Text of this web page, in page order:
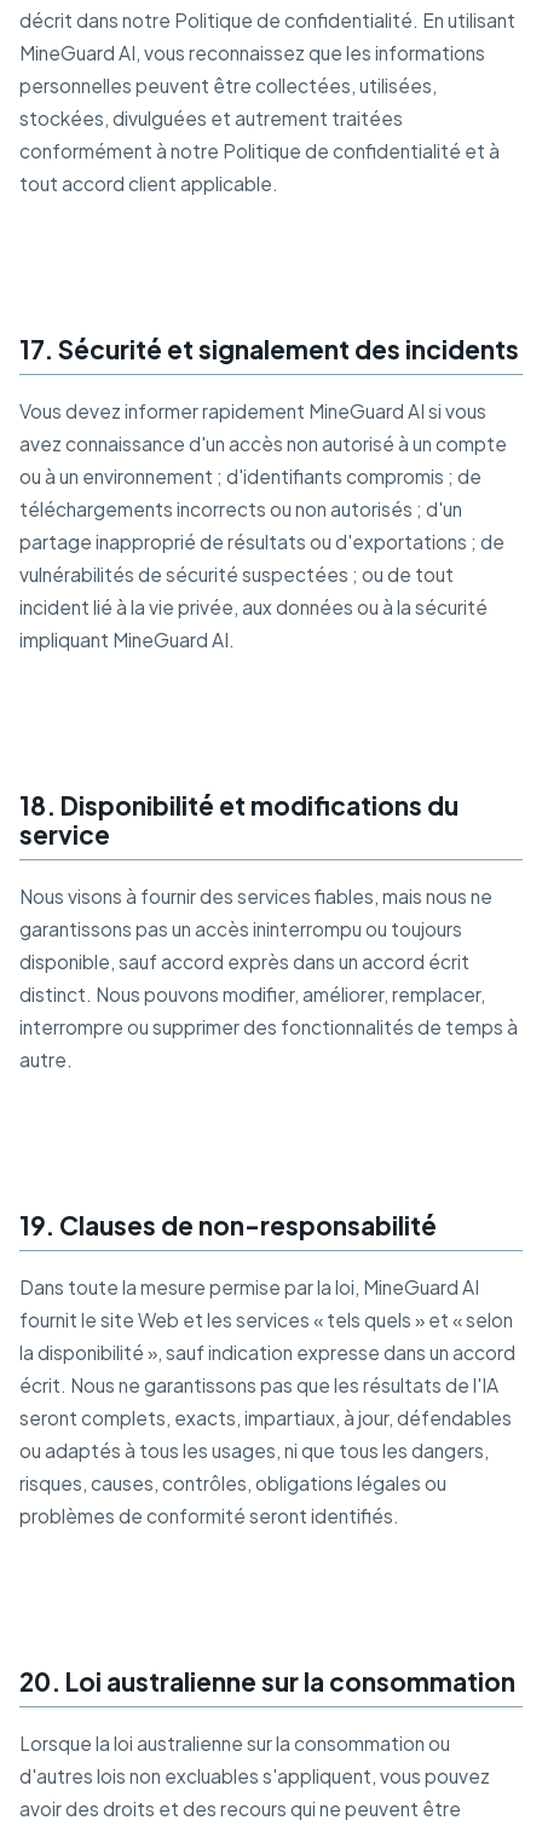
décrit dans notre Politique de confidentialité. En utilisant
MineGuard AI, vous reconnaissez que les informations
personnelles peuvent être collectées, utilisées,
stockées, divulguées et autrement traitées
conformément à notre Politique de confidentialité et à
tout accord client applicable.
17. Sécurité et signalement des incidents
Vous devez informer rapidement MineGuard AI si vous
avez connaissance d'un accès non autorisé à un compte
ou à un environnement ; d'identifiants compromis ; de
téléchargements incorrects ou non autorisés ; d'un
partage inapproprié de résultats ou d'exportations ; de
vulnérabilités de sécurité suspectées ; ou de tout
incident lié à la vie privée, aux données ou à la sécurité
impliquant MineGuard AI.
18. Disponibilité et modifications du
service
Nous visons à fournir des services fiables, mais nous ne
garantissons pas un accès ininterrompu ou toujours
disponible, sauf accord exprès dans un accord écrit
distinct. Nous pouvons modifier, améliorer, remplacer,
interrompre ou supprimer des fonctionnalités de temps à
autre.
19. Clauses de non-responsabilité
Dans toute la mesure permise par la loi, MineGuard AI
fournit le site Web et les services « tels quels » et « selon
la disponibilité », sauf indication expresse dans un accord
écrit. Nous ne garantissons pas que les résultats de l'IA
seront complets, exacts, impartiaux, à jour, défendables
ou adaptés à tous les usages, ni que tous les dangers,
risques, causes, contrôles, obligations légales ou
problèmes de conformité seront identifiés.
20. Loi australienne sur la consommation
Lorsque la loi australienne sur la consommation ou
d'autres lois non excluables s'appliquent, vous pouvez
avoir des droits et des recours qui ne peuvent être